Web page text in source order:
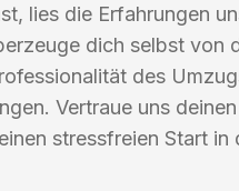
lies die Erfahrungen
dich selbst von
des
Vertraue uns
stressfreien Start in